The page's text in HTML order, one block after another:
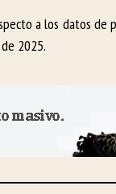
a los datos
2025.